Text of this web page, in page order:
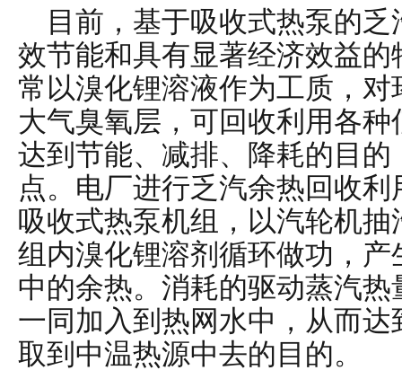
目前，基于吸收式热泵的乏
效节能和具有显著经济效益
常以溴化锂溶液作为工质，
大气臭氧层，可回收利用各
达到节能、减排、降耗的目
点。电厂进行乏汽余热回收
吸收式热泵机组，以汽轮机
组内溴化锂溶剂循环做功，
中的余热。消耗的驱动蒸汽
一同加入到热网水中，从而
取到中温热源中去的目的。